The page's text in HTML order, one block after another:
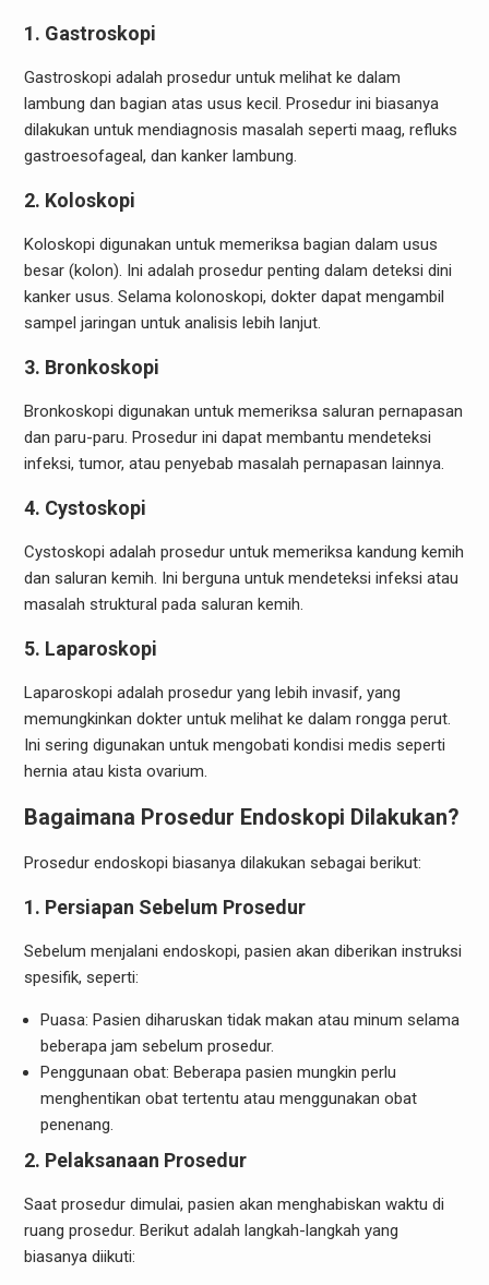
1. Gastroskopi
Gastroskopi adalah prosedur untuk melihat ke dalam
lambung dan bagian atas usus kecil. Prosedur ini biasanya
dilakukan untuk mendiagnosis masalah seperti maag, refluks
gastroesofageal, dan kanker lambung.
2. Koloskopi
Koloskopi digunakan untuk memeriksa bagian dalam usus
besar (kolon). Ini adalah prosedur penting dalam deteksi dini
kanker usus. Selama kolonoskopi, dokter dapat mengambil
sampel jaringan untuk analisis lebih lanjut.
3. Bronkoskopi
Bronkoskopi digunakan untuk memeriksa saluran pernapasan
dan paru-paru. Prosedur ini dapat membantu mendeteksi
infeksi, tumor, atau penyebab masalah pernapasan lainnya.
4. Cystoskopi
Cystoskopi adalah prosedur untuk memeriksa kandung kemih
dan saluran kemih. Ini berguna untuk mendeteksi infeksi atau
masalah struktural pada saluran kemih.
5. Laparoskopi
Laparoskopi adalah prosedur yang lebih invasif, yang
memungkinkan dokter untuk melihat ke dalam rongga perut.
Ini sering digunakan untuk mengobati kondisi medis seperti
hernia atau kista ovarium.
Bagaimana Prosedur Endoskopi Dilakukan?
Prosedur endoskopi biasanya dilakukan sebagai berikut:
1. Persiapan Sebelum Prosedur
Sebelum menjalani endoskopi, pasien akan diberikan instruksi
spesifik, seperti:
Puasa: Pasien diharuskan tidak makan atau minum selama
beberapa jam sebelum prosedur.
Penggunaan obat: Beberapa pasien mungkin perlu
menghentikan obat tertentu atau menggunakan obat
penenang.
2. Pelaksanaan Prosedur
Saat prosedur dimulai, pasien akan menghabiskan waktu di
ruang prosedur. Berikut adalah langkah-langkah yang
biasanya diikuti: